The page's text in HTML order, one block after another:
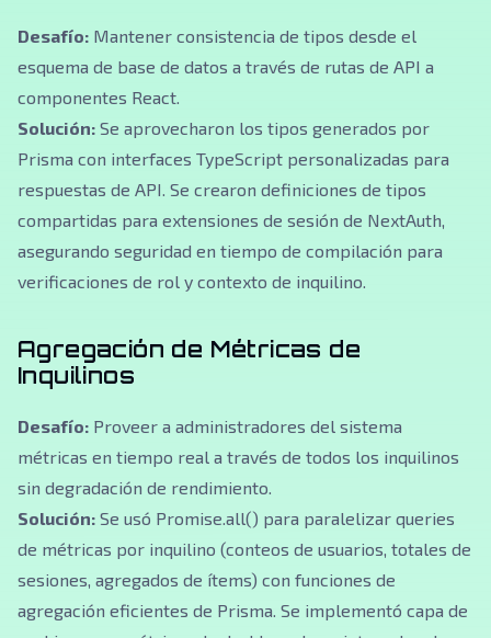
Desafío: Mantener consistencia de tipos desde el
esquema de base de datos a través de rutas de API a
componentes React.
Solución: Se aprovecharon los tipos generados por
Prisma con interfaces TypeScript personalizadas para
respuestas de API. Se crearon definiciones de tipos
compartidas para extensiones de sesión de NextAuth,
asegurando seguridad en tiempo de compilación para
verificaciones de rol y contexto de inquilino.
Agregación de Métricas de
Inquilinos
Desafío: Proveer a administradores del sistema
métricas en tiempo real a través de todos los inquilinos
sin degradación de rendimiento.
Solución: Se usó Promise.all() para paralelizar queries
de métricas por inquilino (conteos de usuarios, totales de
sesiones, agregados de ítems) con funciones de
agregación eficientes de Prisma. Se implementó capa de